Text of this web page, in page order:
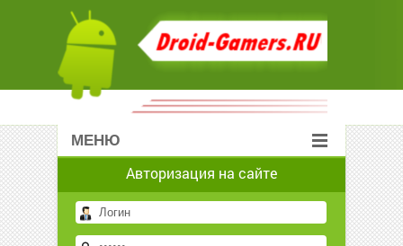
МЕНЮ
Авторизация на сайте